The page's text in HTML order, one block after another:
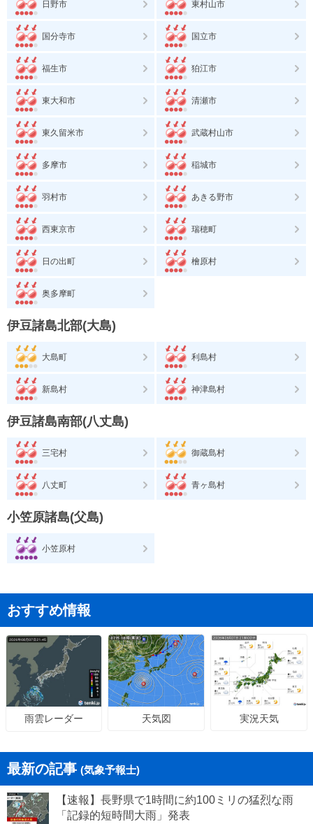
日野市 東村山市
国分寺市 国立市
福生市 狛江市
東大和市 清瀬市
東久留米市 武蔵村山市
多摩市 稲城市
羽村市 あきる野市
西東京市 瑞穂町
日の出町 檜原村
奥多摩町
伊豆諸島北部(大島)
大島町 利島村
新島村 神津島村
伊豆諸島南部(八丈島)
三宅村 御蔵島村
八丈町 青ヶ島村
小笠原諸島(父島)
小笠原村
おすすめ情報
雨雲レーダー 天気図 実況天気
最新の記事 (気象予報士)
【速報】長野県で1時間に約100ミリの猛烈な雨
「記録的短時間大雨」発表